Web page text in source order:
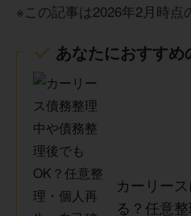
※この記事は2026年2月時
あなたにおすすめ
カーリー
る？任意